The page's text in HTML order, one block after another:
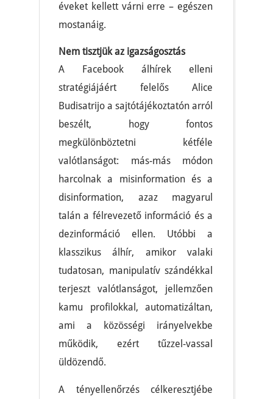
éveket kellett várni erre – egészen
mostanáig.
Nem tisztjük az igazságosztás
A Facebook álhírek elleni
stratégiájáért felelős Alice
Budisatrijo a sajtótájékoztatón arról
beszélt, hogy fontos
megkülönböztetni kétféle
valótlanságot: más-más módon
harcolnak a misinformation és a
disinformation, azaz magyarul
talán a félrevezető információ és a
dezinformáció ellen. Utóbbi a
klasszikus álhír, amikor valaki
tudatosan, manipulatív szándékkal
terjeszt valótlanságot, jellemzően
kamu profilokkal, automatizáltan,
ami a közösségi irányelvekbe
működik, ezért tűzzel-vassal
üldözendő.
A tényellenőrzés célkeresztjébe